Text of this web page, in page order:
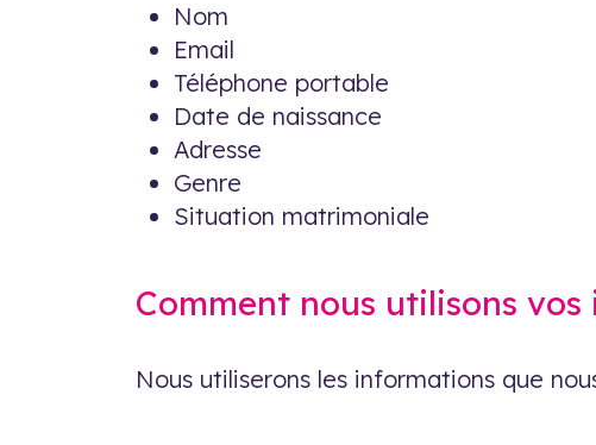
Nom
Email
Téléphone portable
Date de naissance
Adresse
Genre
Situation matrimoniale
Comment nous utilisons
Nous utiliserons les informations que